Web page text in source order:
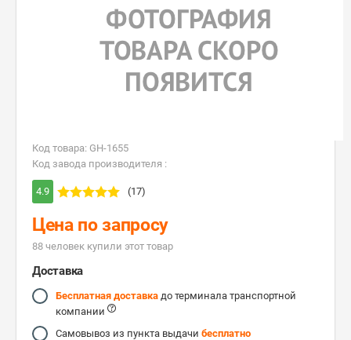
Код товара: GH-1655
Код завода производителя :
4.9 (17)
Цена по запросу
88 человек купили этот товар
Доставка
Бесплатная доставка до терминала транспортной
компании
Самовывоз из пункта выдачи бесплатно